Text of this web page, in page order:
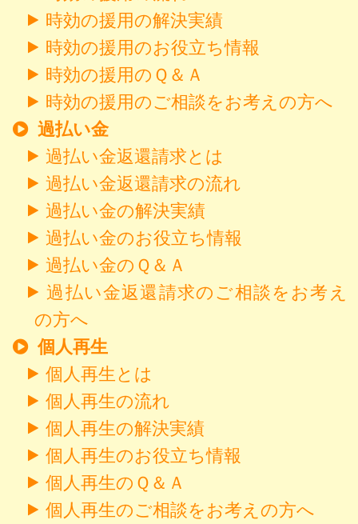
時効の援用の解決実績
時効の援用のお役立ち情報
時効の援用のＱ＆Ａ
時効の援用のご相談をお考えの方へ
過払い金
過払い金返還請求とは
過払い金返還請求の流れ
過払い金の解決実績
過払い金のお役立ち情報
過払い金のＱ＆Ａ
過払い金返還請求のご相談をお考え
の方へ
個人再生
個人再生とは
個人再生の流れ
個人再生の解決実績
個人再生のお役立ち情報
個人再生のＱ＆Ａ
個人再生のご相談をお考えの方へ